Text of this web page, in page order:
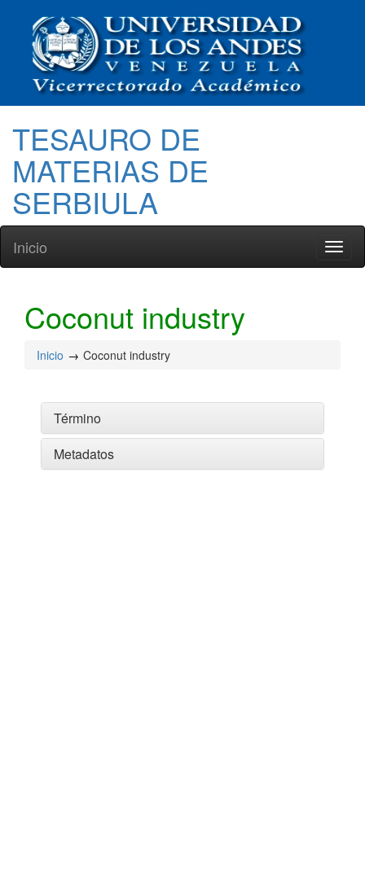
TESAURO DE
MATERIAS DE
SERBIULA
Inicio
Coconut industry
Inicio Coconut industry
Término
Metadatos